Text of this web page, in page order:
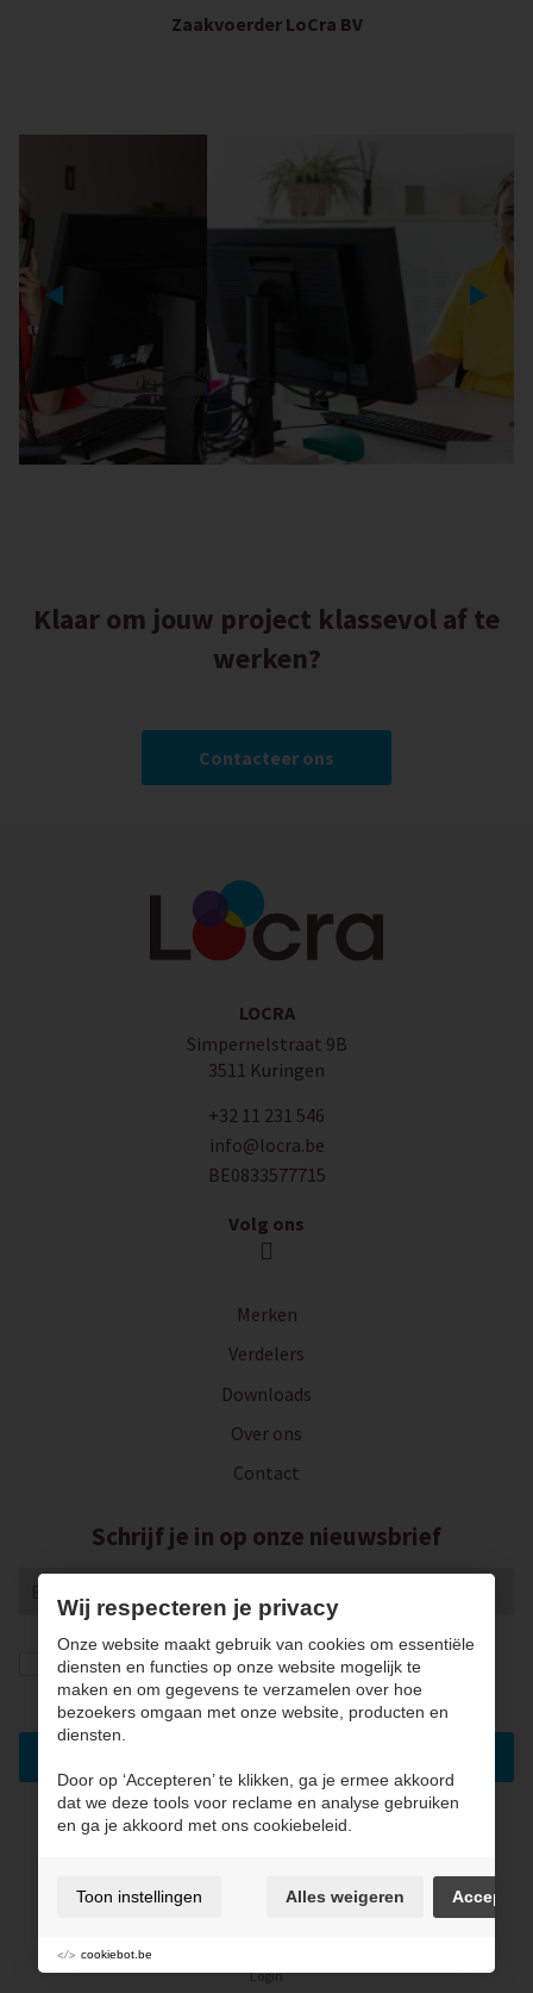
Zaakvoerder LoCra BV
Klaar om jouw project klassevol af te
werken?
Contacteer ons
LOCRA
Simpernelstraat 9B
3511 Kuringen
+32 11 231 546
info@locra.be
BE0833577715
Volg ons
Merken
Verdelers
Downloads
Over ons
Contact
Schrijf je in op onze nieuwsbrief
Ik geef de toestemming om mijn gegevens te
bewaren en verwerken zoals aangegeven in onze
privacy statement. *
Login
Wij respecteren je privacy
Onze website maakt gebruik van cookies om essentiële
diensten en functies op onze website mogelijk te
maken en om gegevens te verzamelen over hoe
bezoekers omgaan met onze website, producten en
diensten.
Door op ‘Accepteren’ te klikken, ga je ermee akkoord
dat we deze tools voor reclame en analyse gebruiken
en ga je akkoord met ons cookiebeleid.
Toon instellingen Alles weigeren
cookiebot.be